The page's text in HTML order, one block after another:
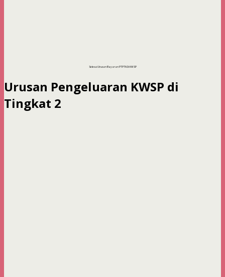
Selesai Urusan Bayaran PTPTN Di KWSP
Urusan Pengeluaran KWSP di
Tingkat 2